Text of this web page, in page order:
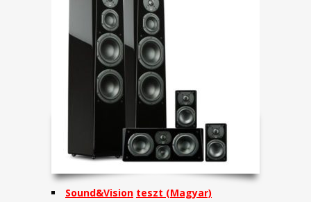
Sound&Vision teszt (Magyar)